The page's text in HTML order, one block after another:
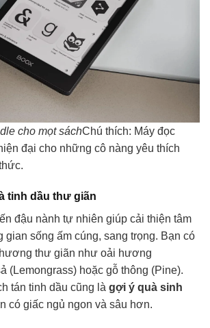
cho mọt sáchChú thích: Máy đọc
đại cho những cô nàng yêu thích
tinh dầu thư giãn
đậu nành tự nhiên giúp cải thiện tâm
gian sống ấm cúng, sang trọng. Bạn có
thư giãn như oải hương
(Lemongrass) hoặc gỗ thông (Pine).
tán tinh dầu cũng là gợi ý quà sinh
có giấc ngủ ngon và sâu hơn.